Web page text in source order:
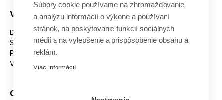
Všetko o nákupe
Dostupnosť tovaru
Spracovanie osobných údajov
Platba
Výmena a vrátenie tovaru
Ostatné
Súbory cookie používame na zhromažďovanie
a analýzu informácií o výkone a používaní
stránok, na poskytovanie funkcií sociálnych
médií a na vylepšenie a prispôsobenie obsahu a
reklám.
Viac informácií